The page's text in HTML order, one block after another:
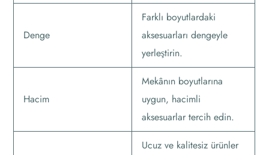
Denge
Farklı boyutlardaki
aksesuarları dengeyle
yerleştirin.
Hacim
Mekânın boyutlarına
uygun, hacimli
aksesuarlar tercih edin.
Ucuz ve kalitesiz ürünler